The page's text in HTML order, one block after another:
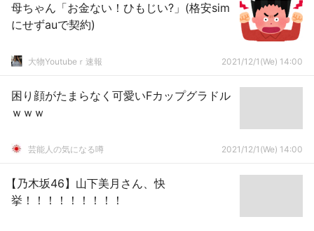
母ちゃん「お金ない！ひもじい?」(格安sim
にせずauで契約)
大物Youtubeｒ速報 2021/12/1(We) 14:00
困り顔がたまらなく可愛いFカップグラドル
ｗｗｗ
芸能人の気になる噂 2021/12/1(We) 14:00
【乃木坂46】山下美月さん、快
挙！！！！！！！！！